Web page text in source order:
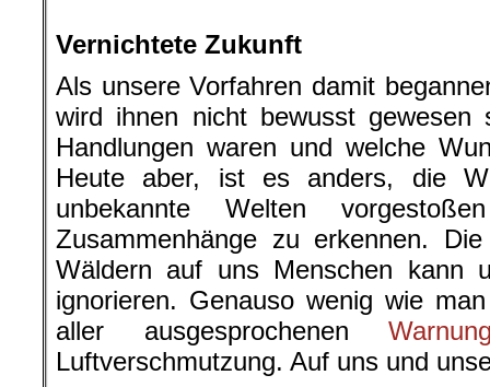
Vernichtete Zukunft
Als unsere Vorfahren damit
wird ihnen nicht bewusst gewesen
Handlungen waren und welche
Heute aber, ist es anders, die
unbekannte Welten
Zusammenhänge zu erkennen.
Wäldern auf uns Menschen kann
ignorieren. Genauso wenig wie
aller ausgesprochenen
Luftverschmutzung. Auf uns und